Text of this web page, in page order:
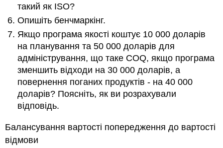
такий як ISO?
Опишіть бенчмаркінг.
Якщо програма якості коштує 10 000 доларів
на планування та 50 000 доларів для
адміністрування, що таке COQ, якщо програма
зменшить відходи на 30 000 доларів, а
повернення поганих продуктів - на 40 000
доларів? Поясніть, як ви розрахували
відповідь.
Балансування вартості попередження до вартості
відмови